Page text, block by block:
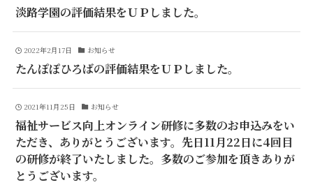
淡路学園の評価結果をＵＰしました。
2022年2月17日 お知らせ
たんぽぽひろばの評価結果をＵＰしました。
2021年11月25日 お知らせ
福祉サービス向上オンライン研修に多数のお申込みをい
ただき、ありがとうございます。先日11月22日に4回目
の研修が終了いたしました。多数のご参加を頂きありが
とうございます。